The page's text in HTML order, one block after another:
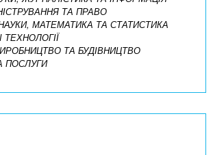
ТА ПРАВО
МАТЕМАТИКА ТА СТАТИСТИКА
ТЕХНОЛОГІЇ
ТА БУДІВНИЦТВО
ПОСЛУГИ